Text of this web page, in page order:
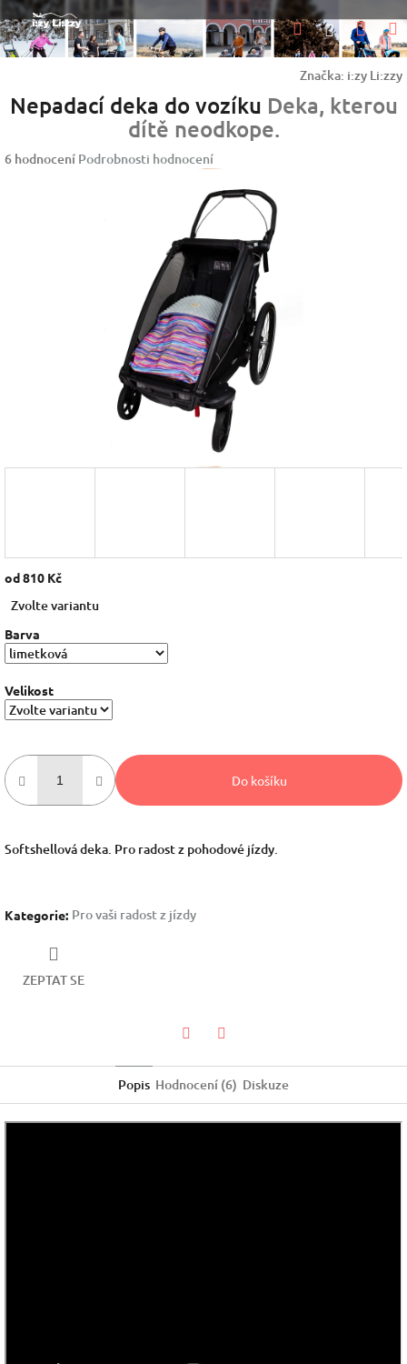
Přejít
na
obsah
HledatPřihlášení
Značka: i:zy Li:zzy
Nepadací deka do vozíku Deka, kterou
dítě neodkope.
Průměrné
6 hodnocení Podrobnosti hodnocení
od810 Kč
cena:
Zvolte variantu
Barva
Velikost
Do košíku
Softshellová deka. Pro radost z pohodové jízdy.
Kategorie: Pro vaši radost z jízdy
ZEPTAT SE
Popis Hodnocení (6) Diskuze